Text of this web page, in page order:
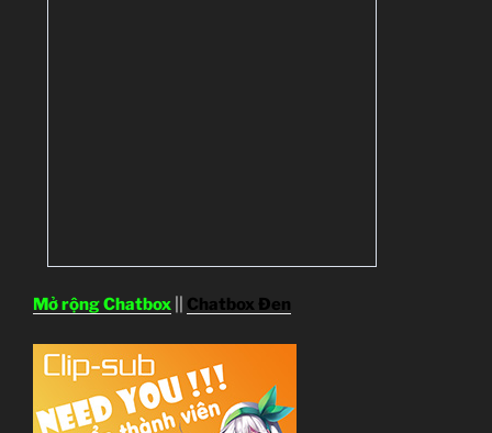
Mở rộng Chatbox Chatbox Đen